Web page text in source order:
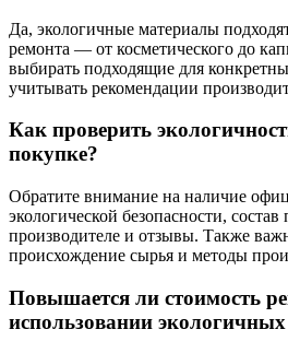
Да, экологичные материалы
ремонта — от косметического до
выбирать подходящие для
учитывать рекомендации
Как проверить
покупке?
Обратите внимание на наличие
экологической безопасности,
производителе и отзывы. Также
происхождение сырья и методы
Повышается ли стоимость
использовании